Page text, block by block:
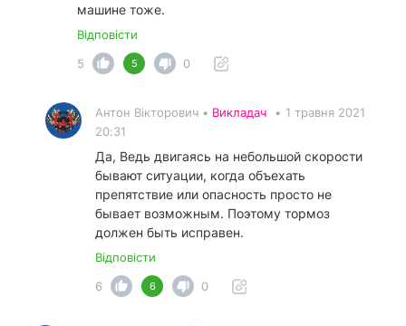
машине тоже.
Відповісти
5
5 0
Антон Вікторович • Викладач • 1 травня 2021
20:31
Да, Ведь двигаясь на небольшой скорости
бывают ситуации, когда объехать
препятствие или опасность просто не
бывает возможным. Поэтому тормоз
должен быть исправен.
Відповісти
6
6 0